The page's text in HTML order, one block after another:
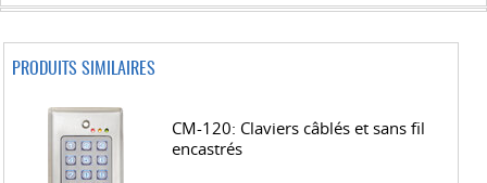
PRODUITS SIMILAIRES
CM-120: Claviers câblés et sans fil
encastrés